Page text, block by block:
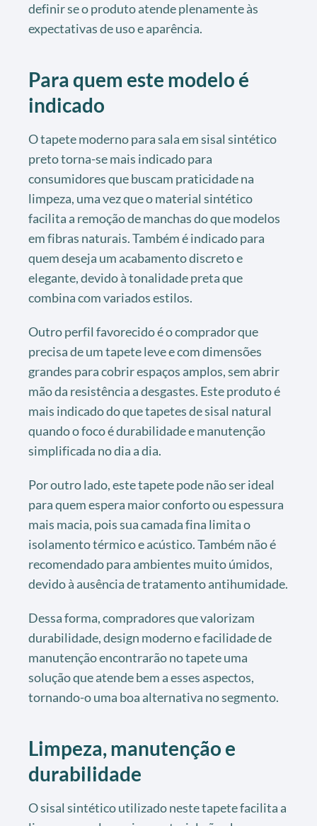
definir se o produto atende plenamente às
expectativas de uso e aparência.
Para quem este modelo é
indicado
O tapete moderno para sala em sisal sintético
preto torna-se mais indicado para
consumidores que buscam praticidade na
limpeza, uma vez que o material sintético
facilita a remoção de manchas do que modelos
em fibras naturais. Também é indicado para
quem deseja um acabamento discreto e
elegante, devido à tonalidade preta que
combina com variados estilos.
Outro perfil favorecido é o comprador que
precisa de um tapete leve e com dimensões
grandes para cobrir espaços amplos, sem abrir
mão da resistência a desgastes. Este produto é
mais indicado do que tapetes de sisal natural
quando o foco é durabilidade e manutenção
simplificada no dia a dia.
Por outro lado, este tapete pode não ser ideal
para quem espera maior conforto ou espessura
mais macia, pois sua camada fina limita o
isolamento térmico e acústico. Também não é
recomendado para ambientes muito úmidos,
devido à ausência de tratamento antihumidade.
Dessa forma, compradores que valorizam
durabilidade, design moderno e facilidade de
manutenção encontrarão no tapete uma
solução que atende bem a esses aspectos,
tornando-o uma boa alternativa no segmento.
Limpeza, manutenção e
durabilidade
O sisal sintético utilizado neste tapete facilita a